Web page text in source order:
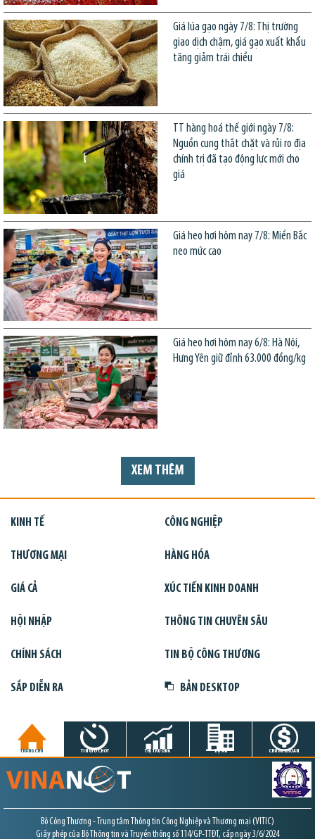
Giá lúa gạo ngày 7/8: Thị trường
giao dịch chậm, giá gạo xuất khẩu
tăng giảm trái chiều
TT hàng hoá thế giới ngày 7/8:
Nguồn cung thắt chặt và rủi ro địa
chính trị đã tạo động lực mới cho
giá
Giá heo hơi hôm nay 7/8: Miền Bắc
neo mức cao
Giá heo hơi hôm nay 6/8: Hà Nội,
Hưng Yên giữ đỉnh 63.000 đồng/kg
XEM THÊM
KINH TẾ CÔNG NGHIỆP
THƯƠNG MẠI HÀNG HÓA
GIÁ CẢ XÚC TIẾN KINH DOANH
HỘI NHẬP THÔNG TIN CHUYÊN SÂU
CHÍNH SÁCH TIN BỘ CÔNG THƯƠNG
SẮP DIỄN RA BẢN DESKTOP
TRANG CHỦ TIN GIỜ CHÓT THỊ TRƯỜNG DỰ ÁN CHỨNG KHOÁN
Bộ Công Thương - Trung tâm Thông tin Công Nghiệp và Thương mại (VITIC)
Giấy phép của Bộ Thông tin và Truyền thông số 114/GP-TTĐT, cấp ngày 3/6/2024